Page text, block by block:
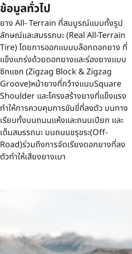
ข้อมูลทั่วไป
ยาง All- Terrain ที่สมบูรณ์แบบทั้งรูป
ลักษณ์และสมรรถนะ (Real All-Terrain
Tire) โดยการออกแบบบล๊อกดอกยาง ที่
แข็งแกร่งด้วยดอกยางและร่องยางแบบ
ซิกแซก (Zigzag Block & Zigzag
Groove)หน้ายางที่กว้างแบบSquare
Shoulder และโครงสร้างยางที่แข็งแรง
ทำให้การควบคุมการขับขี่ที่ลงตัว บนทาง
เรียบทั้งบนถนนแห้งและถนนเปียก และ
เต็มสมรรถนะ บนถนนขรุขระ(Off-
Road)ร่วมถึงการจัดเรียงดอกยางที่ลง
ตัวทำให้เสียงยางเบา